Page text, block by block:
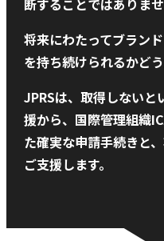
断することではありませ
将来にわたってブラン
を持ち続けられるかど
JPRSは、取得しないと
援から、国際管理組織
た確実な申請手続きと
ご支援します。